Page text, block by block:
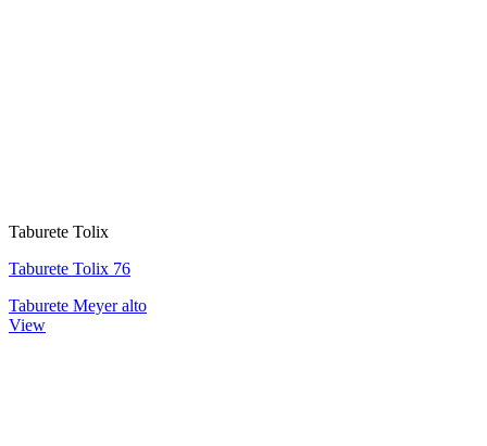
Taburete Tolix
Taburete Tolix 76
Taburete Meyer alto
View